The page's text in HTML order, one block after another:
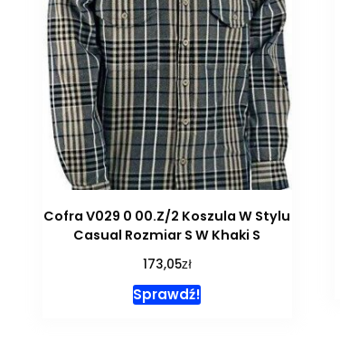
Cofra V029 0 00.Z/2 Koszula W Stylu
Casual Rozmiar S W Khaki S
173,05zł
Sprawdź!